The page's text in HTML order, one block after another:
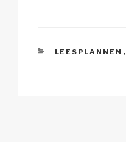
CATEGORIEËN
LEESPLANNEN ,